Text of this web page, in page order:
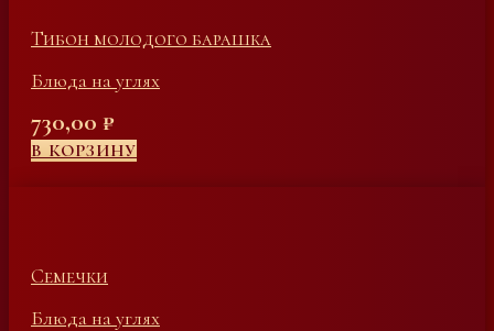
Тибон молодого барашка
Блюда на углях
730,00 ₽
В КОРЗИНУ
Семечки
Блюда на углях